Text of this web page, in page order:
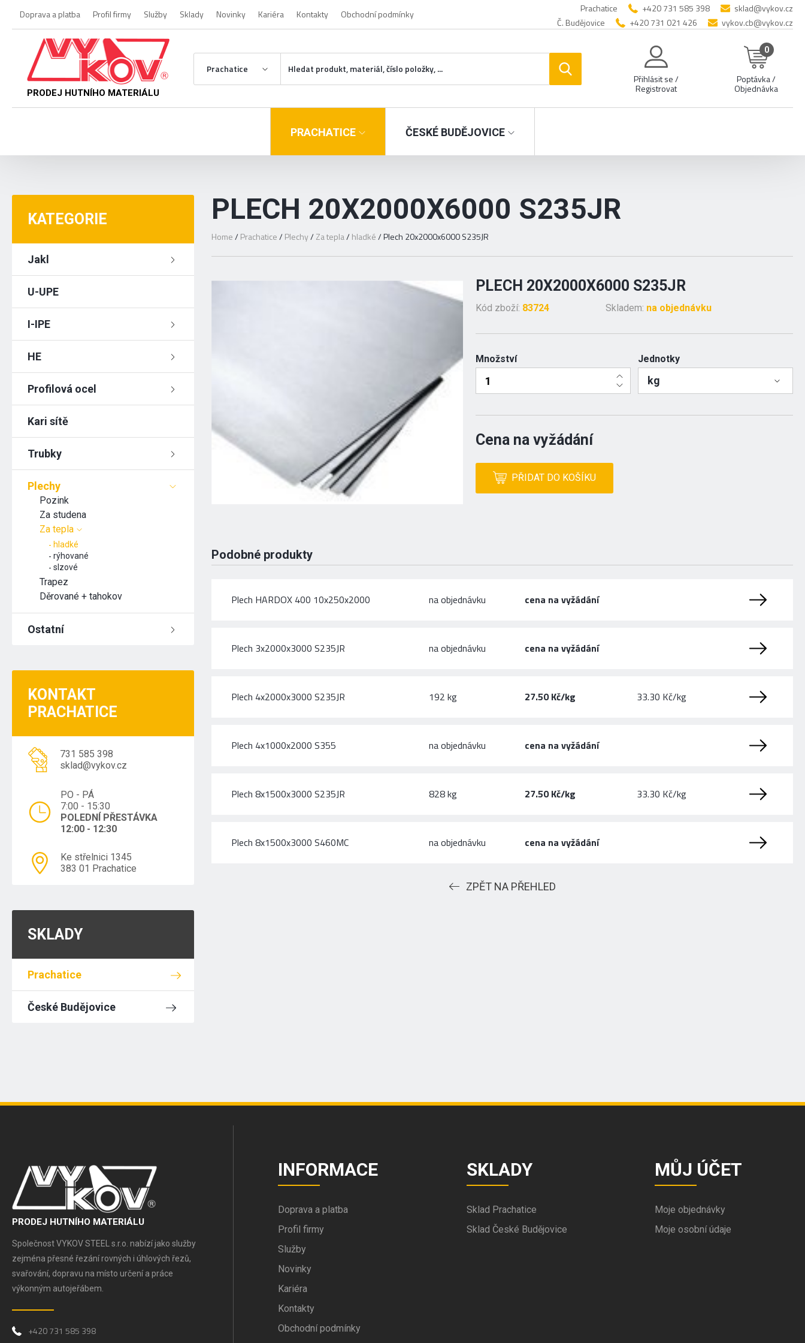
Doprava a platba Profil firmy Služby Sklady Novinky Kariéra Kontakty Obchodní podmínky Prachatice +420 731 585 398
sklad@vykov.cz
Č. Budějovice
+420 731 021 426 vykov.cb@vykov.cz
PRODEJ HUTNÍHO MATERIÁLU
Prachatice
Přihlásit se /
Registrovat
0
Poptávka /
Objednávka
PRACHATICE ČESKÉ BUDĚJOVICE
KATEGORIE
Jakl
U-UPE
I-IPE
HE
Profilová ocel
Kari sítě
Trubky
Plechy
Pozink
Za studena
Za tepla
hladké
rýhované
slzové
Trapez
Děrované + tahokov
Ostatní
KONTAKT
PRACHATICE
731 585 398
sklad@vykov.cz
PO - PÁ
7:00 - 15:30
POLEDNÍ PŘESTÁVKA
12:00 - 12:30
Ke střelnici 1345
383 01 Prachatice
SKLADY
Prachatice
České Budějovice
PLECH 20X2000X6000 S235JR
Home/ Prachatice/ Plechy/ Za tepla/ hladké/Plech 20x2000x6000 S235JR
PLECH 20X2000X6000 S235JR
Kód zboží: 83724 Skladem: na objednávku
Množství Jednotky
kg
Cena na vyžádání
PŘIDAT DO KOŠÍKU
Podobné produkty
Plech HARDOX 400 10x250x2000 na objednávku cena na vyžádání
Plech 3x2000x3000 S235JR na objednávku cena na vyžádání
Plech 4x2000x3000 S235JR 192 kg 27.50 Kč/kg 33.30 Kč/kg
Plech 4x1000x2000 S355 na objednávku cena na vyžádání
Plech 8x1500x3000 S235JR 828 kg 27.50 Kč/kg 33.30 Kč/kg
Plech 8x1500x3000 S460MC na objednávku cena na vyžádání
ZPĚT NA PŘEHLED
PRODEJ HUTNÍHO MATERIÁLU
Společnost VYKOV STEEL s.r.o. nabízí jako služby
zejména přesné řezání rovných i úhlových řezů,
svařování, dopravu na místo určení a práce
výkonným autojeřábem.
+420 731 585 398
INFORMACE
Doprava a platba
Profil firmy
Služby
Novinky
Kariéra
Kontakty
Obchodní podmínky
SKLADY
Sklad Prachatice
Sklad České Budějovice
MŮJ ÚČET
Moje objednávky
Moje osobní údaje